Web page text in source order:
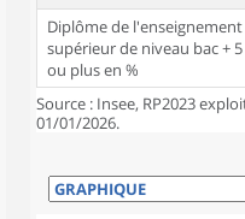
Diplôme de l'enseignement
supérieur de niveau bac + 5
ou plus en %
Source : Insee, RP2023
01/01/2026.